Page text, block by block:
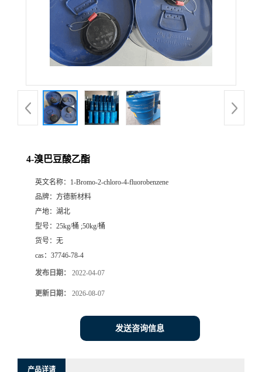
4-溴巴豆酸乙酯
英文名称： 1-Bromo-2-chloro-4-fluorobenzene
品牌： 方德新材料
产地： 湖北
型号： 25kg/桶 ;50kg/桶
货号： 无
cas： 37746-78-4
发布日期： 2022-04-07
更新日期： 2026-08-07
发送咨询信息
产品详请